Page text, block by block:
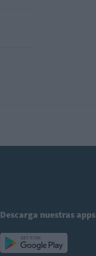
Descarga nuestras apps